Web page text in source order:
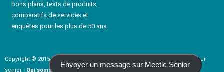
Envoyer un message sur Meetic Senior
bons plans, tests de produits,
comparatifs de services et
enquêtes pour les plus de 50 ans.
Copyright © 2015 - 2024 rencontresenior-fr.com - Service de rencontre pour
senior - Qui sommes-nous ? Formulaire de contact